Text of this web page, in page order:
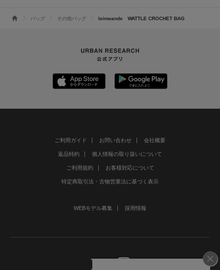
バッグ その他バッグ leinwande WATTLE CROCHET BAG
ご利用ガイド お問い合わせ 会社概要
返品特約 個人情報の取り扱いについて
ご利用規約 お客様対応について
特定商取引法・古物営業法に基づく表示
WEBモデル募集 採用情報